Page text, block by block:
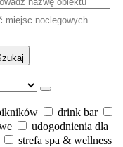
drink bar
udogodnienia dla
strefa spa & wellness